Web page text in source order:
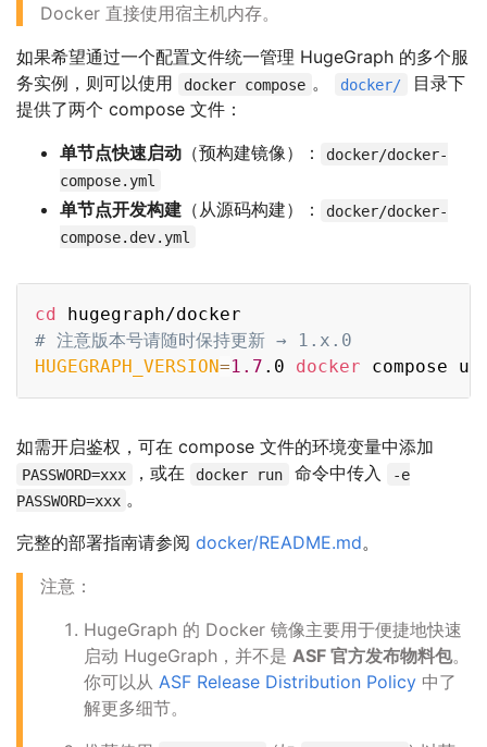
Docker 直接使用宿主机内存。
如果希望通过一个配置文件统一管理 HugeGraph 的多个服
务实例，则可以使用
docker compose 。 docker/
目录下
提供了两个 compose 文件：
单节点快速启动 （预构建镜像）：
docker/docker-
compose.yml
单节点开发构建 （从源码构建）：
docker/docker-
compose.dev.yml
cd
# 注意版本号请随时保持更新 → 1.x.0
HUGEGRAPH_VERSION=1.7 .0 docker compose
如需开启鉴权，可在 compose 文件的环境变量中添加
PASSWORD=xxx ，或在 docker run 命令中传入
-e
PASSWORD=xxx 。
完整的部署指南请参阅 docker/README.md。
注意：
HugeGraph 的 Docker 镜像主要用于便捷地快速
启动 HugeGraph，并不是 ASF 官方发布物料包。
你可以从 ASF Release Distribution Policy 中了
解更多细节。